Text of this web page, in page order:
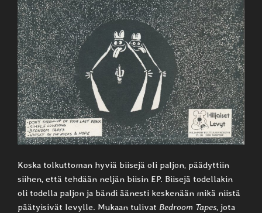
Koska tolkuttoman hyviä biisejä oli paljon, päädyttiin
siihen, että tehdään neljän biisin EP. Biisejä todellakin
oli todella paljon ja bändi äänesti keskenään mikä niistä
päätyisivät levylle. Mukaan tulivat Bedroom Tapes, jota